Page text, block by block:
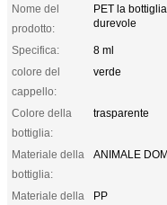
Nome del
prodotto:
PET la
durevole
Specifica:
8 ml
colore del
cappello:
verde
Colore della
bottiglia:
trasparente
Materiale della
bottiglia:
ANIMALE
Materiale della
PP